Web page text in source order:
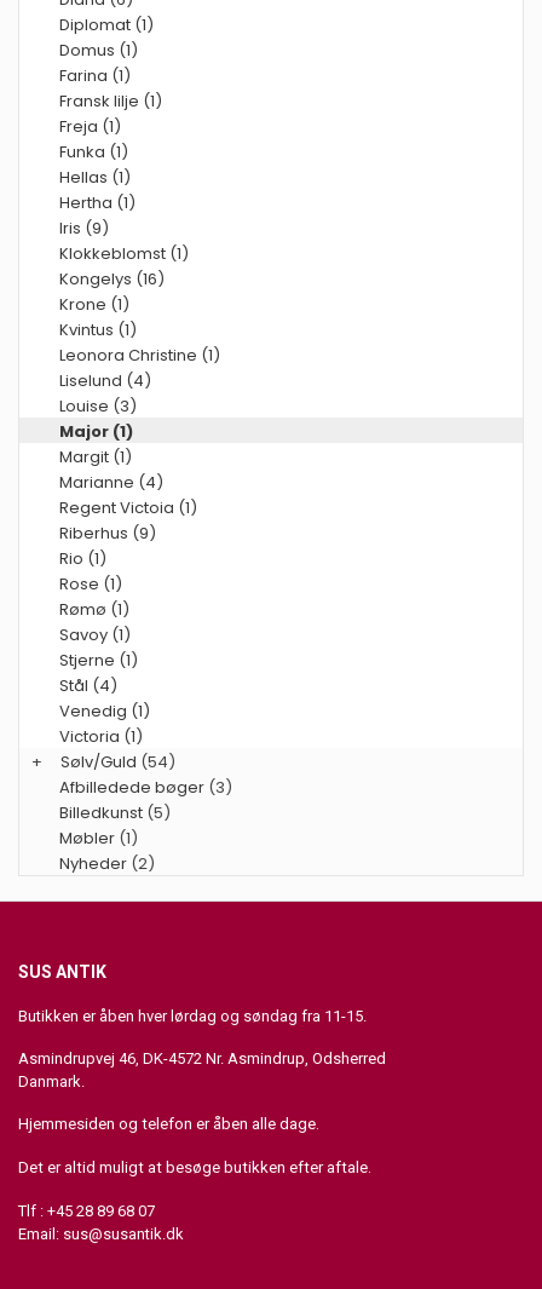
Diplomat (1)
Domus (1)
Farina (1)
Fransk lilje (1)
Freja (1)
Funka (1)
Hellas (1)
Hertha (1)
Iris (9)
Klokkeblomst (1)
Kongelys (16)
Krone (1)
Kvintus (1)
Leonora Christine (1)
Liselund (4)
Louise (3)
Major (1)
Margit (1)
Marianne (4)
Regent Victoia (1)
Riberhus (9)
Rio (1)
Rose (1)
Rømø (1)
Savoy (1)
Stjerne (1)
Stål (4)
Venedig (1)
Victoria (1)
+
Sølv/Guld (54)
Afbilledede bøger (3)
Billedkunst (5)
Møbler (1)
Nyheder (2)
SUS ANTIK
Butikken er åben hver lørdag og søndag fra 11-15.
Asmindrupvej 46, DK-4572 Nr. Asmindrup, Odsherred
Danmark.
Hjemmesiden og telefon er åben alle dage.
Det er altid muligt at besøge butikken efter aftale.
Tlf : +45 28 89 68 07
Email: sus@susantik.dk